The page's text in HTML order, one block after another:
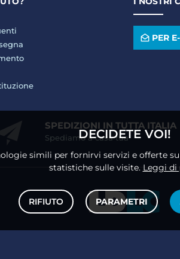
PER
SPEDIZIONI IN TUTTA ITALIA
Spediamo a casa tua
DECIDETE VOI!
simili per fornirvi servizi e offerte
statistiche sulle visite. Leggi di
RIFIUTO PARAMETRI